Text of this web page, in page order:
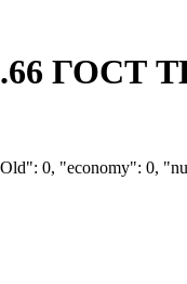
ГОСТ
0, "economy": 0,